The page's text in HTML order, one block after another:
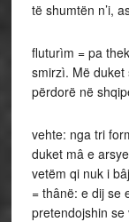
të shumtën n’i,
fluturìm = pa
smirzì. Më duket
përdorë në
vehte: nga tri
duket mâ e
vetëm qi nuk i
= thânë: e dij se
pretendojshin